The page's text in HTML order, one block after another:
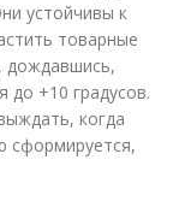
устойчивы к
товарные
дождавшись,
до +10 градусов.
когда
сформируется,